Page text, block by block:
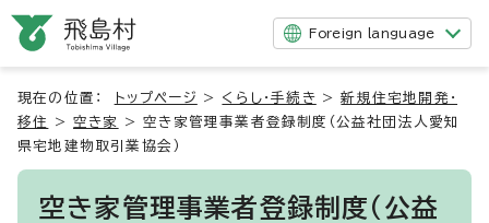
Foreign language
現在の位置： トップページ > くらし・手続き >新規住宅地開発・
移住
>空き家 >空き家管理事業者登録制度（公益社団法人愛知
県宅地建物取引業協会）
空き家管理事業者登録制度（公益